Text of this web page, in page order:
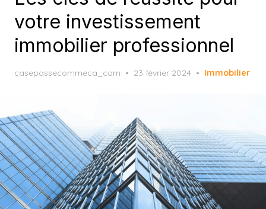
votre investissement
immobilier professionnel
casepassecommeca_com
Posted
23 février 2024 Immobilier